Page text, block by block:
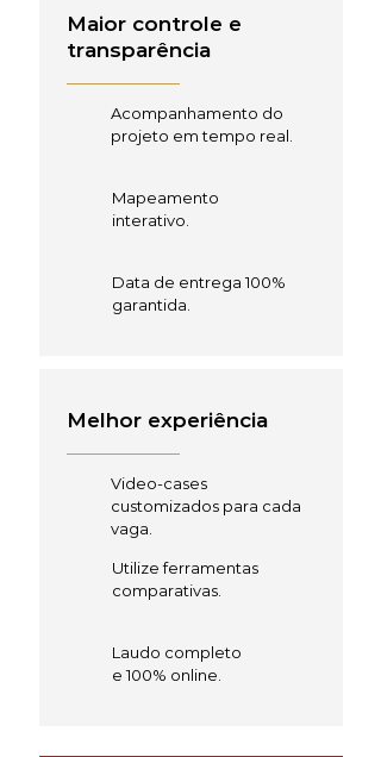
Maior controle e
transparência
Acompanhamento do
projeto em tempo real.
Mapeamento
interativo.
Data de entrega 100%
garantida.
Melhor experiência
Video-cases
customizados para cada
vaga.
Utilize ferramentas
comparativas.
Laudo completo
e 100% online.